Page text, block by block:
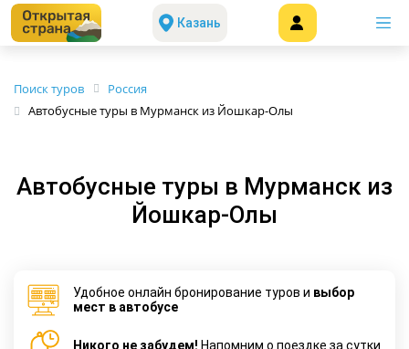
Казань
Поиск туров
Россия
Автобусные туры в Мурманск из Йошкар-Олы
Автобусные туры в Мурманск из
Йошкар-Олы
Удобное онлайн бронирование туров и выбор
мест в автобусе
Никого не забудем! Напомним о поездке за сутки